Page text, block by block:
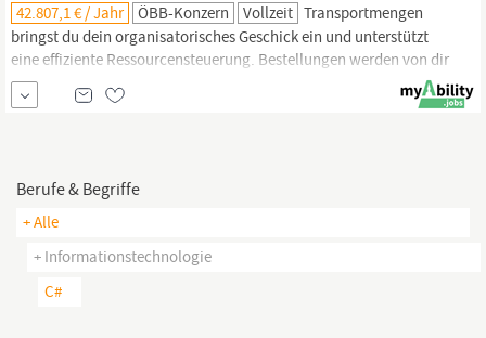
42.807,1 € / Jahr ÖBB-Konzern Vollzeit Transportmengen
bringst du dein organisatorisches Geschick ein und unterstützt
eine effiziente Ressourcensteuerung. Bestellungen werden von dir
selbstständig durchgeführt, Liefertermine überwacht und
notwendige Urgenzen rechtzeitig bearbeitet. Darüber hinaus
Berufe & Begriffe
+ Alle
+ Informationstechnologie
C#